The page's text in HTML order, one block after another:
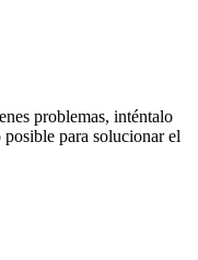
problemas, inténtalo
para solucionar el